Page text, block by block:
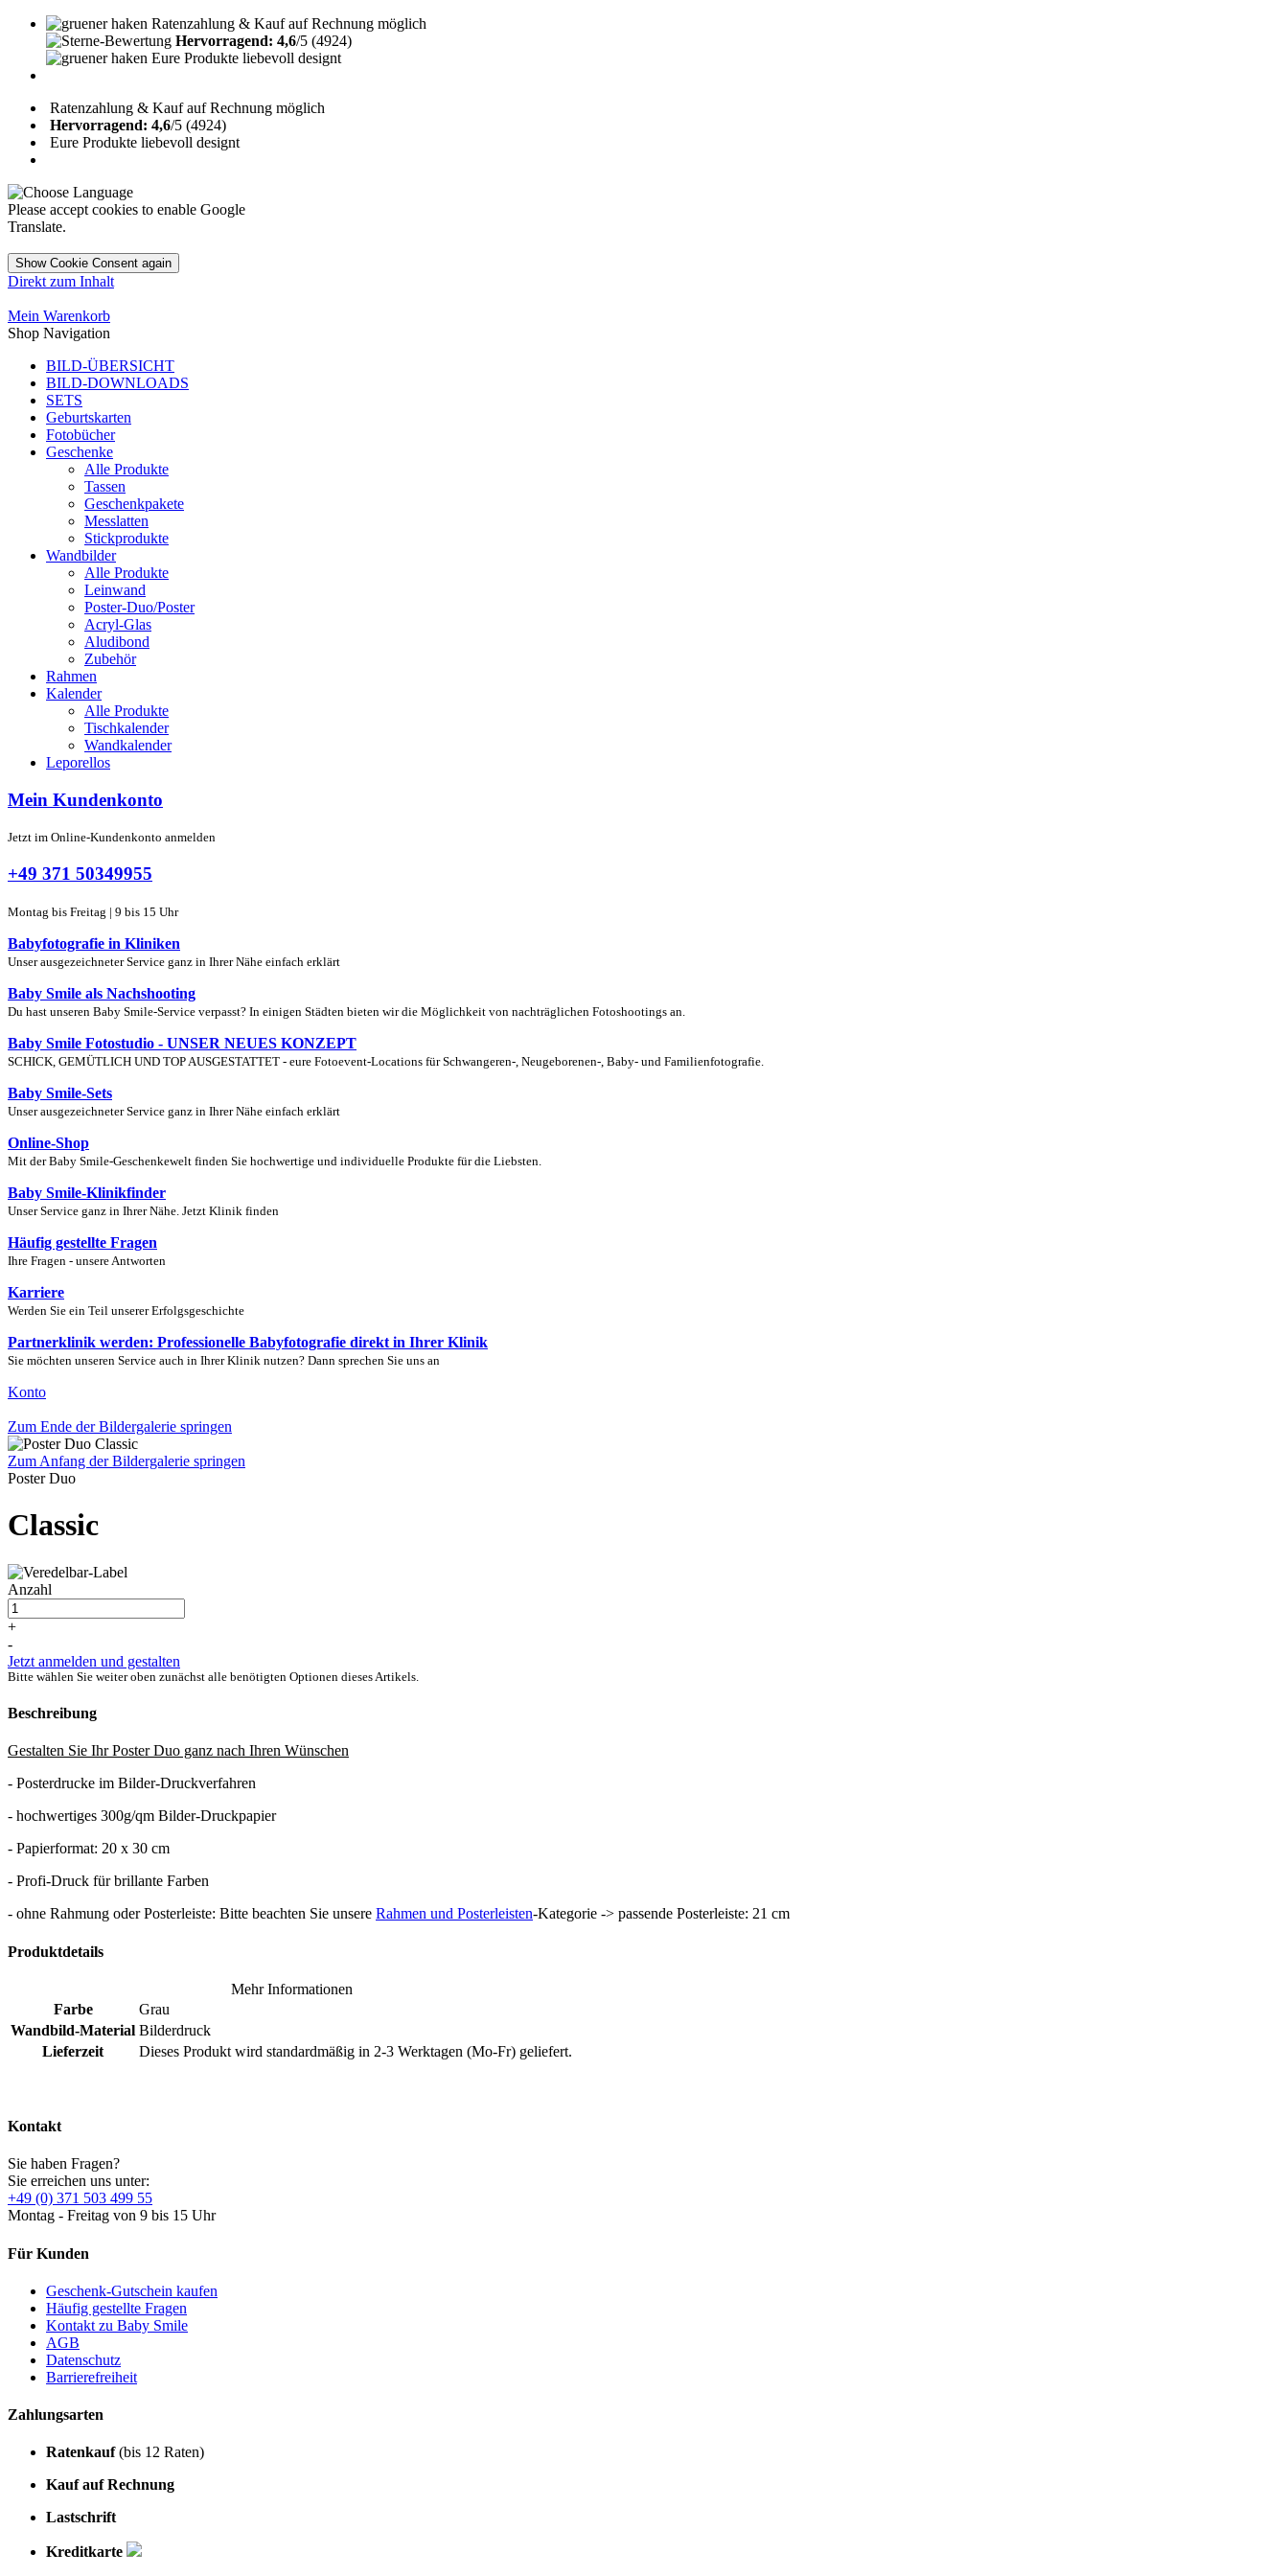
Ratenzahlung & Kauf auf Rechnung möglich
Hervorragend: 4,6/5 (4924)
Eure Produkte liebevoll designt
Ratenzahlung & Kauf auf Rechnung möglich
Hervorragend: 4,6/5 (4924)
Eure Produkte liebevoll designt
Please accept cookies to enable Google
Translate.
Show Cookie Consent again
Direkt zum Inhalt
Mein Warenkorb
Shop Navigation
BILD-ÜBERSICHT
BILD-DOWNLOADS
SETS
Geburtskarten
Fotobücher
Geschenke
Alle Produkte
Tassen
Geschenkpakete
Messlatten
Stickprodukte
Wandbilder
Alle Produkte
Leinwand
Poster-Duo/Poster
Acryl-Glas
Aludibond
Zubehör
Rahmen
Kalender
Alle Produkte
Tischkalender
Wandkalender
Leporellos
Mein Kundenkonto
Jetzt im Online-Kundenkonto anmelden
+49 371 50349955
Montag bis Freitag | 9 bis 15 Uhr
Babyfotografie in Kliniken
Unser ausgezeichneter Service ganz in Ihrer Nähe einfach erklärt
Baby Smile als Nachshooting
Du hast unseren Baby Smile-Service verpasst? In einigen Städten bieten wir die Möglichkeit von nachträglichen Fotoshootings an.
Baby Smile Fotostudio - UNSER NEUES KONZEPT
SCHICK, GEMÜTLICH UND TOP AUSGESTATTET - eure Fotoevent-Locations für Schwangeren-, Neugeborenen-, Baby- und Familienfotografie.
Baby Smile-Sets
Unser ausgezeichneter Service ganz in Ihrer Nähe einfach erklärt
Online-Shop
Mit der Baby Smile-Geschenkewelt finden Sie hochwertige und individuelle Produkte für die Liebsten.
Baby Smile-Klinikfinder
Unser Service ganz in Ihrer Nähe. Jetzt Klinik finden
Häufig gestellte Fragen
Ihre Fragen - unsere Antworten
Karriere
Werden Sie ein Teil unserer Erfolgsgeschichte
Partnerklinik werden: Professionelle Babyfotografie direkt in Ihrer Klinik
Sie möchten unseren Service auch in Ihrer Klinik nutzen? Dann sprechen Sie uns an
Konto
Zum Ende der Bildergalerie springen
Zum Anfang der Bildergalerie springen
Poster Duo
Classic
Anzahl
+
-
Jetzt anmelden und gestalten
Bitte wählen Sie weiter oben zunächst alle benötigten Optionen dieses Artikels.
Beschreibung
Gestalten Sie Ihr Poster Duo ganz nach Ihren Wünschen
- Posterdrucke im Bilder-Druckverfahren
- hochwertiges 300g/qm Bilder-Druckpapier
- Papierformat: 20 x 30 cm
- Profi-Druck für brillante Farben
- ohne Rahmung oder Posterleiste: Bitte beachten Sie unsere Rahmen und Posterleisten-Kategorie -> passende Posterleiste: 21 cm
Produktdetails
Mehr Informationen
Farbe
Grau
Wandbild-Material Bilderdruck
Lieferzeit
Dieses Produkt wird standardmäßig in 2-3 Werktagen (Mo-Fr) geliefert.
Kontakt
Sie haben Fragen?
Sie erreichen uns unter:
+49 (0) 371 503 499 55
Montag - Freitag von 9 bis 15 Uhr
Für Kunden
Geschenk-Gutschein kaufen
Häufig gestellte Fragen
Kontakt zu Baby Smile
AGB
Datenschutz
Barrierefreiheit
Zahlungsarten
Ratenkauf(bis 12 Raten)
Kauf auf Rechnung
Lastschrift
Kreditkarte